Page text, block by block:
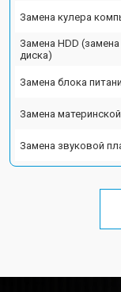
Замена кулера
Замена HDD
диска)
Замена блока
Замена
Замена звуковой